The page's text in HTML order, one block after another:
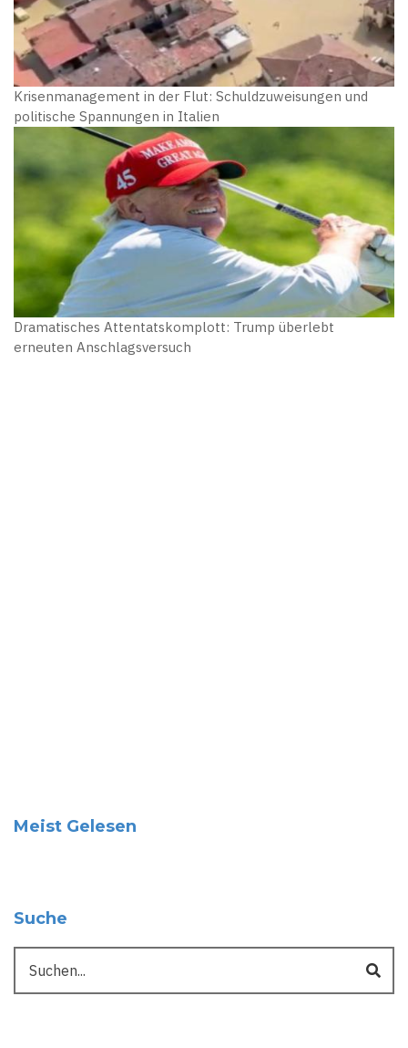
Krisenmanagement in der Flut: Schuldzuweisungen und
politische Spannungen in Italien
Dramatisches Attentatskomplott: Trump überlebt
erneuten Anschlagsversuch
Meist Gelesen
Suche